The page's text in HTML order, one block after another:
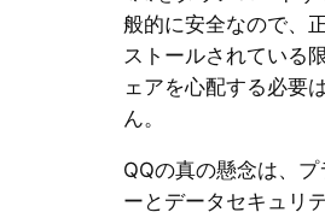
般的に安全なので、
ストールされている
ェアを心配する必要
ん。
QQの真の懸念は、プ
ーとデータセキュリ